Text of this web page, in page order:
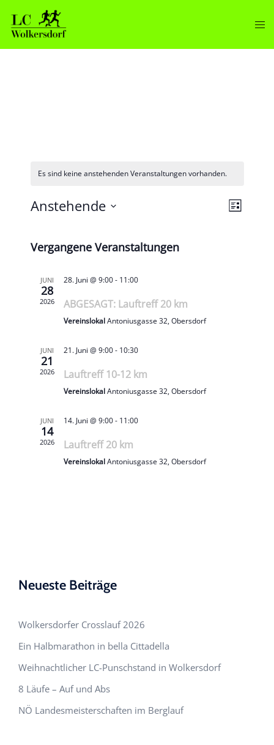
Inhalt
springen
Es sind keine anstehenden Veranstaltungen vorhanden.
LISTE
Anstehende
Vergangene Veranstaltungen
JUNI
28
2026
28. Juni @ 9:00- 11:00
ABGESAGT: Lauftreff 20 km
VereinslokalAntoniusgasse 32, Obersdorf
JUNI
21
2026
21. Juni @ 9:00- 10:30
Lauftreff 10-12 km
VereinslokalAntoniusgasse 32, Obersdorf
JUNI
14
2026
14. Juni @ 9:00- 11:00
Lauftreff 20 km
VereinslokalAntoniusgasse 32, Obersdorf
Neueste Beiträge
Wolkersdorfer Crosslauf 2026
Ein Halbmarathon in bella Cittadella
Weihnachtlicher LC-Punschstand in Wolkersdorf
8 Läufe – Auf und Abs
NÖ Landesmeisterschaften im Berglauf